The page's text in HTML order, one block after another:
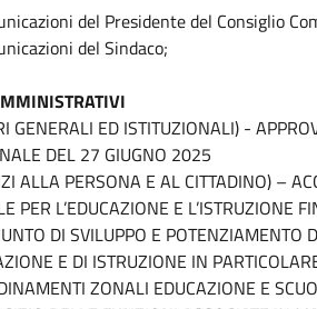
del Presidente del Consiglio
del Sindaco;
GENERALI ED ISTITUZIONALI) -
DEL 27 GIUGNO 2025
ALLA PERSONA E AL CITTADINO) –
PER L’EDUCAZIONE E
DI SVILUPPO E POTENZIAMENTO
E DI ISTRUZIONE IN
ZONALI EDUCAZIONE E